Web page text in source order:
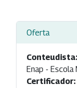
Oferta
Conteudista:
Enap - Escola
Certificador: